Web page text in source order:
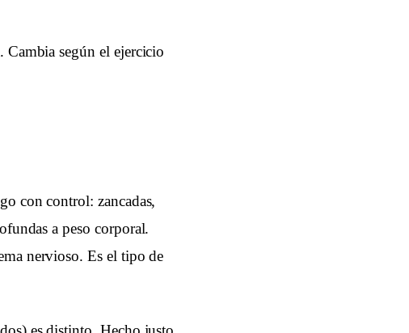
según el ejercicio
con control: zancadas,
a peso corporal.
nervioso. Es el tipo de